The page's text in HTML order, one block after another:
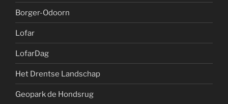
Borger-Odoorn
Lofar
LofarDag
Het Drentse Landschap
Geopark de Hondsrug